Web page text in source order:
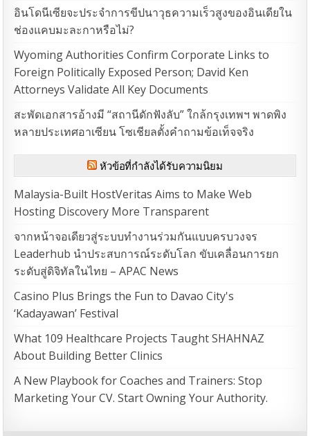
อินโดนีเซียจะประจำการขีปนาวุธความเร็วสูงของอินเดียใน
ช่องแคบมะละกาหรือไม่?
Wyoming Authorities Confirm Corporate Links to
Foreign Politically Exposed Person; David Ken
Attorneys Validate All Key Documents
สะพัดเอกสารอ้างมี “สถานีดักฟังลับ” ใกล้กรุงเทพฯ พาดพิง
หลายประเทศอาเซียน โซเชียลตั้งคำถามข้อเท็จจริง
หัวข้อที่กำลังได้รับความนิยม
Malaysia-Built HostVeritas Aims to Make Web
Hosting Discovery More Transparent
จากหน้าจอเดียวสู่ระบบทำงานร่วมกันแบบครบวงจร
Leaderhub นำประสบการณ์ระดับโลก ขับเคลื่อนการยก
ระดับสู่ดิจิทัลในไทย – APAC News
Casino Plus Brings the Fun to Davao City's
‘Kadayawan’ Festival
What 109 Healthcare Projects Taught SHAHNAZ
About Building Better Clinics
A New Playbook for Coaches and Trainers: Stop
Marketing Your CV. Start Owning Your Authority.